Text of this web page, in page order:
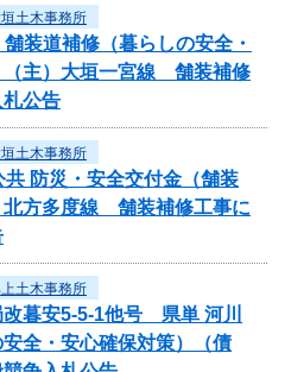
土木事務所
装道補修（暮らしの安全・
（主）大垣一宮線 舗装補修
公告
土木事務所
防災・安全交付金（舗装
北方多度線 舗装補修工事に
土木事務所
改暮安5-5-1他号 県単 河川
全・安心確保対策）（債